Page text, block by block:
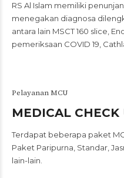
RS Al Islam memiliki
menegakan diagnosa
antara lain MSCT 160 slice,
pemeriksaan COVID 19,
Pelayanan MCU
MEDICAL CHECK
Terdapat beberapa paket
Paket Paripurna, Standar,
lain-lain.